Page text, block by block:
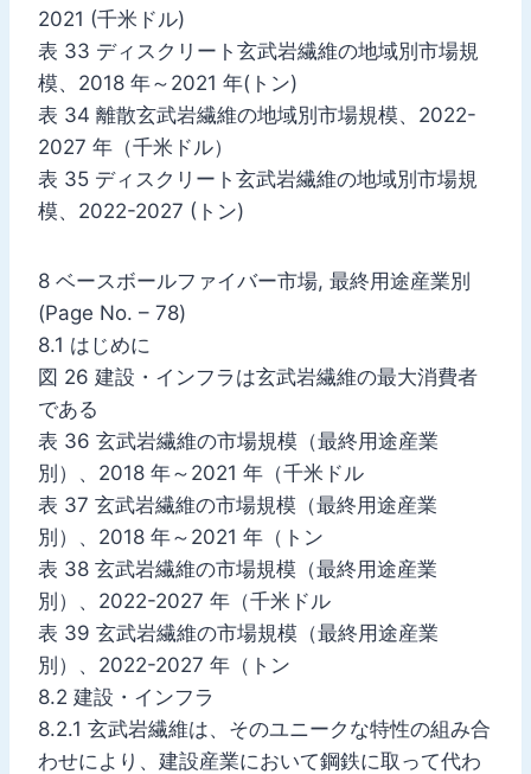
2021 (千米ドル)
表 33 ディスクリート玄武岩繊維の地域別市場規
模、2018 年～2021 年(トン)
表 34 離散玄武岩繊維の地域別市場規模、2022-
2027 年（千米ドル）
表 35 ディスクリート玄武岩繊維の地域別市場規
模、2022-2027 (トン)
8 ベースボールファイバー市場, 最終用途産業別
(Page No. – 78)
8.1 はじめに
図 26 建設・インフラは玄武岩繊維の最大消費者
である
表 36 玄武岩繊維の市場規模（最終用途産業
別）、2018 年～2021 年（千米ドル
表 37 玄武岩繊維の市場規模（最終用途産業
別）、2018 年～2021 年（トン
表 38 玄武岩繊維の市場規模（最終用途産業
別）、2022-2027 年（千米ドル
表 39 玄武岩繊維の市場規模（最終用途産業
別）、2022-2027 年（トン
8.2 建設・インフラ
8.2.1 玄武岩繊維は、そのユニークな特性の組み合
わせにより、建設産業において鋼鉄に取って代わ